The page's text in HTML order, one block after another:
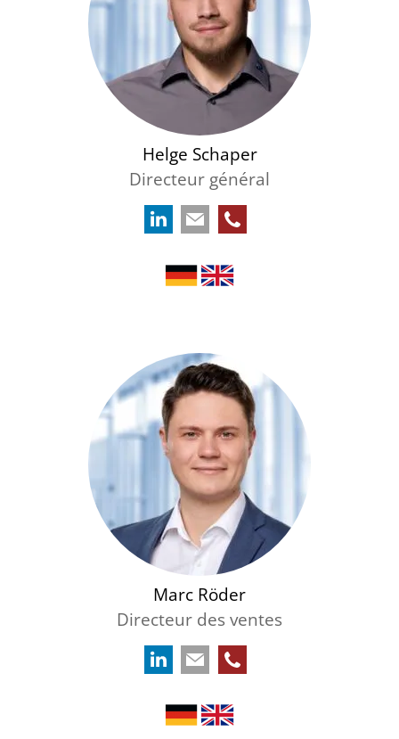
Helge Schaper
Directeur général
Marc Röder
Directeur des ventes